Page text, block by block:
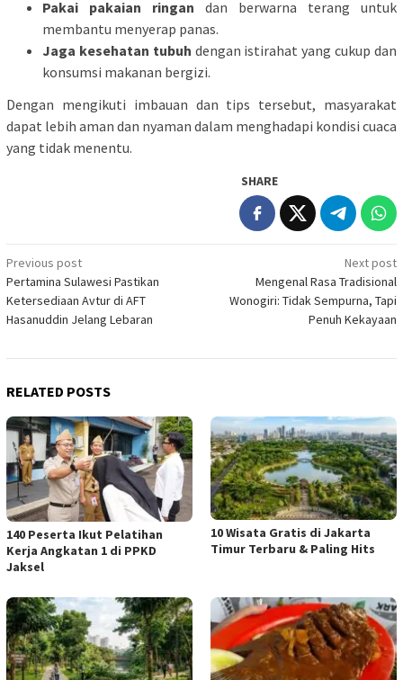
Pakai pakaian ringan dan berwarna terang untuk
membantu menyerap panas.
Jaga kesehatan tubuh dengan istirahat yang cukup dan
konsumsi makanan bergizi.
Dengan mengikuti imbauan dan tips tersebut, masyarakat
dapat lebih aman dan nyaman dalam menghadapi kondisi cuaca
yang tidak menentu.
SHARE
Post
navigation
Previous post
Pertamina Sulawesi Pastikan
Ketersediaan Avtur di AFT
Hasanuddin Jelang Lebaran
Next post
Mengenal Rasa Tradisional
Wonogiri: Tidak Sempurna, Tapi
Penuh Kekayaan
RELATED POSTS
140 Peserta Ikut Pelatihan
Kerja Angkatan 1 di PPKD
Jaksel
10 Wisata Gratis di Jakarta
Timur Terbaru & Paling Hits